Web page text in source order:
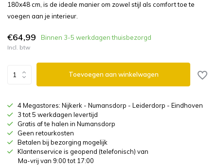
180x48 cm, is de ideale manier om zowel stijl als comfort toe te
voegen aan je interieur.
€64,99 Binnen 3-5 werkdagen thuisbezorgd
Incl. btw
Toevoegen aan winkelwagen
4 Megastores: Nijkerk - Numansdorp - Leiderdorp - Eindhoven
3 tot 5 werkdagen levertijd
Gratis af te halen in Numansdorp
Geen retourkosten
Betalen bij bezorging mogelijk
Klantenservice is geopend (telefonisch) van
Ma-vrij van 9:00 tot 17:00